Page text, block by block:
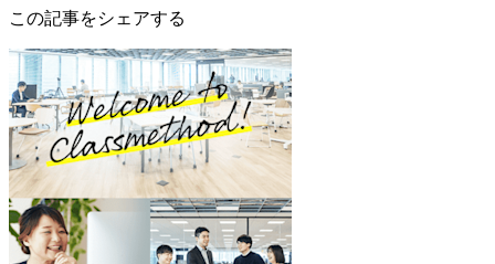
この記事をシェアする